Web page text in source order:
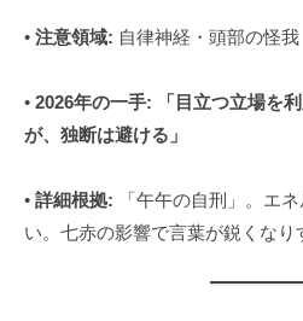
• 注意領域: 自律神経・頭部の怪我
• 2026年の一手:
「目立つ立場を
が、独断は避ける」
• 詳細根拠: 「午午の自刑」。エ
い。七赤の影響で言葉が鋭くなり